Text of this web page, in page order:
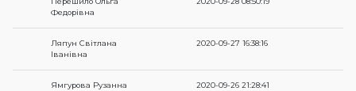
Федорівна
Ляпун Світлана
Іванівна
2020-09-27 16:38:16
Ямгурова Рузанна
2020-09-26 21:28:41